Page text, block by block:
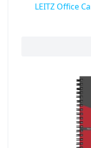
LEITZ Office